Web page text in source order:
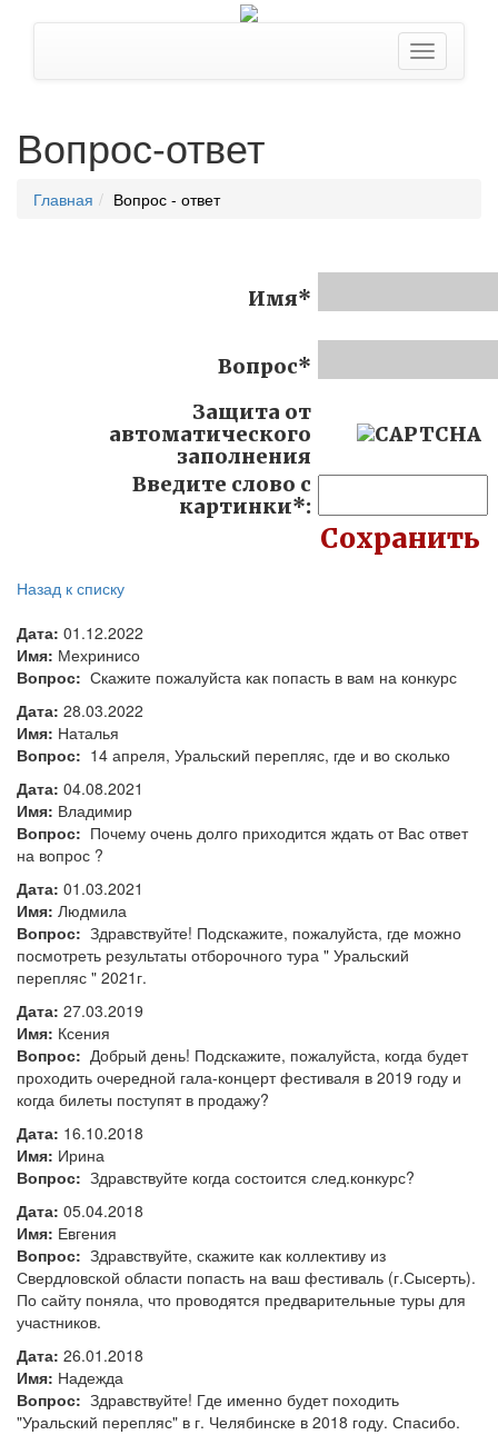
Вопрос-ответ
Главная Вопрос - ответ
Имя*
Вопрос*
Защита от
автоматического
заполнения
Введите слово с
картинки*:
Назад к списку
Дата: 01.12.2022
Имя: Мехринисо
Вопрос: Скажите пожалуйста как попасть в вам на конкурс
Дата: 28.03.2022
Имя: Наталья
Вопрос: 14 апреля, Уральский перепляс, где и во сколько
Дата: 04.08.2021
Имя: Владимир
Вопрос: Почему очень долго приходится ждать от Вас ответ
на вопрос ?
Дата: 01.03.2021
Имя: Людмила
Вопрос: Здравствуйте! Подскажите, пожалуйста, где можно
посмотреть результаты отборочного тура " Уральский
перепляс " 2021г.
Дата: 27.03.2019
Имя: Ксения
Вопрос: Добрый день! Подскажите, пожалуйста, когда будет
проходить очередной гала-концерт фестиваля в 2019 году и
когда билеты поступят в продажу?
Дата: 16.10.2018
Имя: Ирина
Вопрос: Здравствуйте когда состоится след.конкурс?
Дата: 05.04.2018
Имя: Евгения
Вопрос: Здравствуйте, скажите как коллективу из
Свердловской области попасть на ваш фестиваль (г.Сысерть).
По сайту поняла, что проводятся предварительные туры для
участников.
Дата: 26.01.2018
Имя: Надежда
Вопрос: Здравствуйте! Где именно будет походить
"Уральский перепляс" в г. Челябинске в 2018 году. Спасибо.